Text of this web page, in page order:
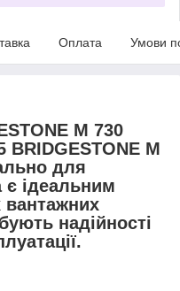
Оплата Умови
M 730
BRIDGESTONE M
для
є ідеальним
надійності